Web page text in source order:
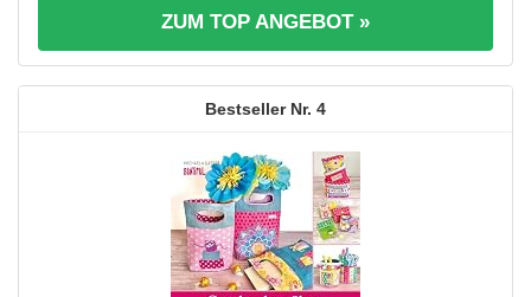
ZUM TOP ANGEBOT »
4